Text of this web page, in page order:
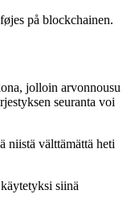
på blockchainen.
jolloin arvonnousu
seuranta voi
niistä välttämättä heti
siinä